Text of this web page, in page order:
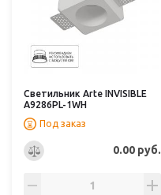
Светильник Arte INVISIBLE
A9286PL-1WH
Под заказ
0.00 руб.